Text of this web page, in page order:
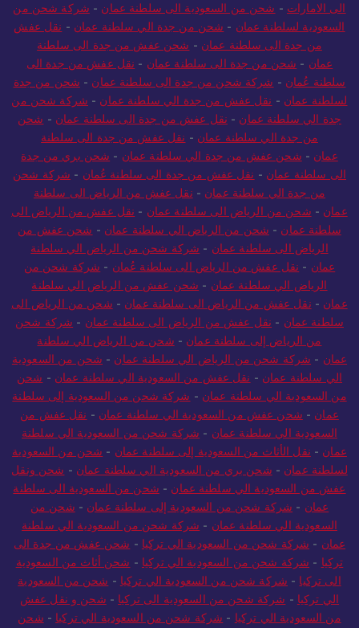
الى الامارات - شحن من السعودية الى سلطنة عمان - شركة شحن من
السعودية لسلطنة عمان - شحن من جدة الي سلطنة عمان - نقل عفش
من جدة الى سلطنة عمان - شحن عفش من جدة الى سلطنة
عمان - شحن من جدة الى سلطنة عمان - نقل عفش من جدة الى
سلطنة عُمان - شركة شحن من جدة الى سلطنة عمان - شحن من جدة
لسلطنة عمان - نقل عفش من جدة الي سلطنة عمان - شركة شحن من
جدة الي سلطنة عمان - نقل عفش من جدة الى سلطنة عمان - شحن
من جدة الي سلطنة عمان - نقل عفش من جدة الى سلطنة
عمان - شحن عفش من جدة الي سلطنة عمان - شحن بري من جدة
الى سلطنة عمان - نقل عفش من جدة الى سلطنة عُمان - شركة شحن
من جدة الي سلطنة عمان - نقل عفش من الرياض الى سلطنة
عمان - شحن من الرياض الى سلطنة عمان - نقل عفش من الرياض الى
سلطنة عمان - شحن من الرياض الي سلطنة عمان - شحن عفش من
الرياض الى سلطنة عمان - شركة شحن من الرياض الي سلطنة
عمان - نقل عفش من الرياض الى سلطنة عُمان - شركة شحن من
الرياض الي سلطنة عمان - شحن عفش من الرياض الي سلطنة
عمان - نقل عفش من الرياض الى سلطنة عمان - شحن من الرياض الى
سلطنة عمان - نقل عفش من الرياض الى سلطنة عمان - شركة شحن
من الرياض إلى سلطنة عمان - شحن من الرياض الي سلطنة
عمان - شركة شحن من الرياض الي سلطنة عمان - شحن من السعودية
الي سلطنة عمان - نقل عفش من السعودية الي سلطنة عمان - شحن
من السعودية الي سلطنة عمان - شركة شحن من السعودية إلى سلطنة
عمان - شحن عفش من السعودية الي سلطنة عمان - نقل عفش من
السعودية الي سلطنة عمان - شركة شحن من السعودية الي سلطنة
عمان - نقل الأثاث من السعودية إلى سلطنة عمان - شحن من السعودية
لسلطنة عمان - شحن بري من السعودية الي سلطنة عمان - شحن ونقل
عفش من السعودية الي سلطنة عمان - شحن من السعودية الى سلطنة
عمان - شركة شحن من السعودية إلى سلطنة عمان - شحن من
السعودية الي سلطنة عمان - شركة شحن من السعودية الي سلطنة
عمان - شركة شحن من السعودية الي تركيا - شحن عفش من جدة الى
تركيا - شركة شحن من السعودية الي تركيا - شحن أثاث من السعودية
الى تركيا - شركة شحن من السعودية الي تركيا - شحن من السعودية
الي تركيا - شركة شحن من السعودية الى تركيا - شحن و نقل عفش
من السعودية الي تركيا - شركة شحن من السعودية الي تركيا - شحن